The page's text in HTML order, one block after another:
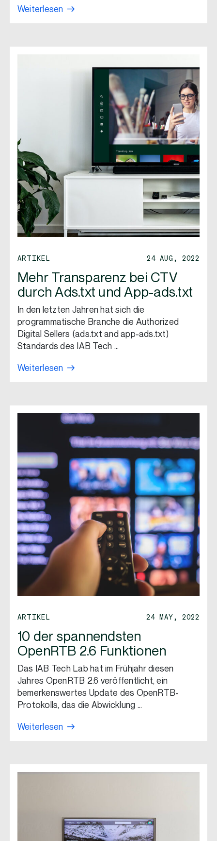
Weiterlesen
ARTIKEL 24 AUG, 2022
Mehr Transparenz bei CTV
durch Ads.txt und App-ads.txt
In den letzten Jahren hat sich die
programmatische Branche die Authorized
Digital Sellers (ads.txt and app-ads.txt)
Standards des IAB Tech …
Weiterlesen
ARTIKEL 24 MAY, 2022
10 der spannendsten
OpenRTB 2.6 Funktionen
Das IAB Tech Lab hat im Frühjahr diesen
Jahres OpenRTB 2.6 veröffentlicht, ein
bemerkenswertes Update des OpenRTB-
Protokolls, das die Abwicklung …
Weiterlesen